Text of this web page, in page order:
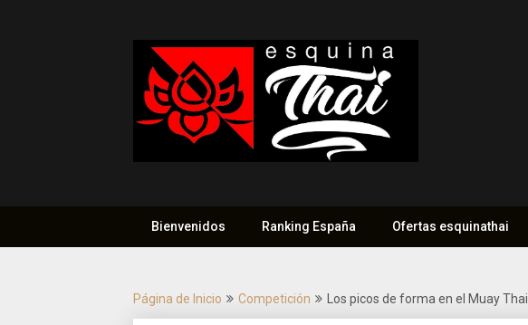
Bienvenidos Ranking España Ofertas esquinathai
Página de Inicio Competición Los picos de forma en el Muay Thai